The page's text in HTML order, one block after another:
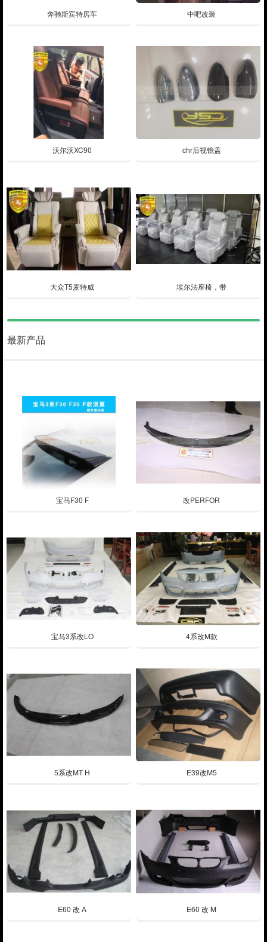
奔驰斯宾特房车 中吧改装
沃尔沃XC90 chr后视镜盖
大众T5麦特威 埃尔法座椅，带
最新产品
宝马F30 F 改PERFOR
宝马3系改LO 4系改M款
5系改MT H E39改M5
E60 改 A E60 改 M